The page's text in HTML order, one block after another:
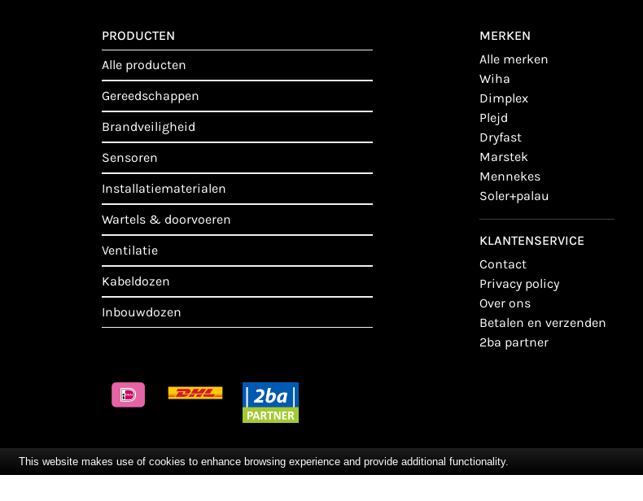
PRODUCTEN
alle producten
gereedschappen
brandveiligheid
sensoren
installatiematerialen
wartels & doorvoeren
ventilatie
kabeldozen
inbouwdozen
MERKEN
alle merken
wiha
dimplex
plejd
dryfast
marstek
mennekes
soler+palau
KLANTENSERVICE
contact
privacy policy
over ons
betalen en verzenden
2ba partner
This website makes use of cookies to enhance browsing experience and provide additional functionality.